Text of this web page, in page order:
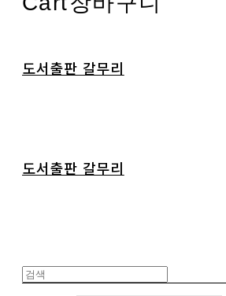
도서출판 갈무리
도서출판 갈무리